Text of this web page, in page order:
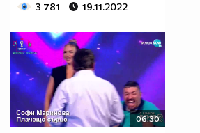
3 781 19.11.2022
06:30